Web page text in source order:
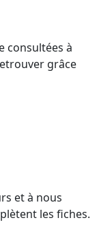
consultées à
grâce
et à nous
les fiches.